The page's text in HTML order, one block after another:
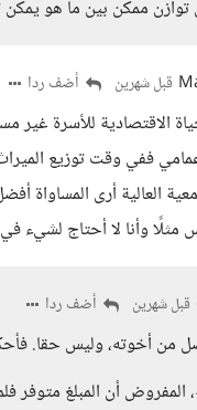
ممكن بين ما هو يمكن
قبل شهرين أضف ردا
الاقتصادية للأسرة
ففي وقت توزيع
العالية أرى المساواة
مثلًا وأنا لا أحتاج لشيء
قبل شهرين أضف ردا
من أخوته، وليس حقا.
المفروض أن المبلغ متوفر